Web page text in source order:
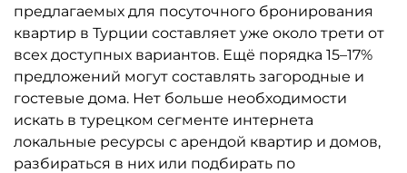
предлагаемых для посуточного бронирования
квартир в Турции составляет уже около трети от
всех доступных вариантов. Ещё порядка 15–17%
предложений могут составлять загородные и
гостевые дома. Нет больше необходимости
искать в турецком сегменте интернета
локальные ресурсы с арендой квартир и домов,
разбираться в них или подбирать по